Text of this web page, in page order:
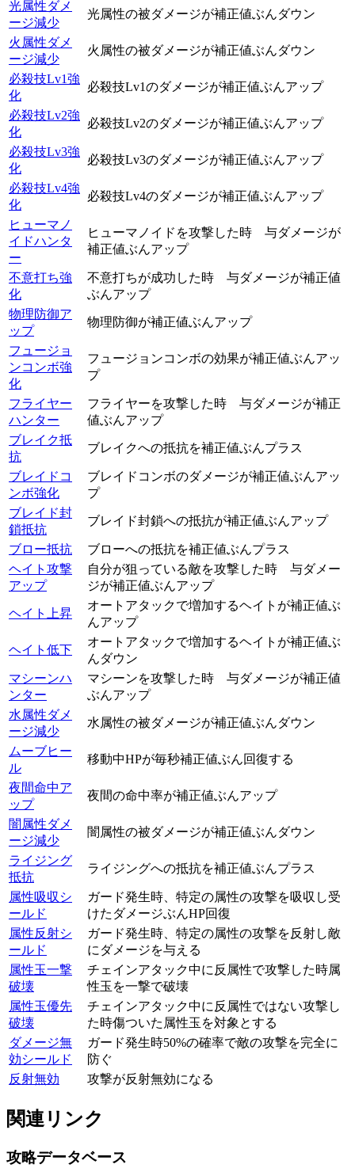
光属性ダメ
ージ減少
光属性の被ダメージが補正値ぶんダウン
火属性ダメ
ージ減少
火属性の被ダメージが補正値ぶんダウン
必殺技Lv1強
化
必殺技Lv1のダメージが補正値ぶんアップ
必殺技Lv2強
化
必殺技Lv2のダメージが補正値ぶんアップ
必殺技Lv3強
化
必殺技Lv3のダメージが補正値ぶんアップ
必殺技Lv4強
化
必殺技Lv4のダメージが補正値ぶんアップ
ヒューマノ
イドハンタ
ー
ヒューマノイドを攻撃した時 与ダメージが
補正値ぶんアップ
不意打ち強
化
不意打ちが成功した時 与ダメージが補正値
ぶんアップ
物理防御ア
ップ
物理防御が補正値ぶんアップ
フュージョ
ンコンボ強
化
フュージョンコンボの効果が補正値ぶんアッ
プ
フライヤー
ハンター
フライヤーを攻撃した時 与ダメージが補正
値ぶんアップ
ブレイク抵
抗
ブレイクへの抵抗を補正値ぶんプラス
ブレイドコ
ンボ強化
ブレイドコンボのダメージが補正値ぶんアッ
プ
ブレイド封
鎖抵抗
ブレイド封鎖への抵抗が補正値ぶんアップ
ブロー抵抗
ブローへの抵抗を補正値ぶんプラス
ヘイト攻撃
アップ
自分が狙っている敵を攻撃した時 与ダメー
ジが補正値ぶんアップ
ヘイト上昇
オートアタックで増加するヘイトが補正値ぶ
んアップ
ヘイト低下
オートアタックで増加するヘイトが補正値ぶ
んダウン
マシーンハ
ンター
マシーンを攻撃した時 与ダメージが補正値
ぶんアップ
水属性ダメ
ージ減少
水属性の被ダメージが補正値ぶんダウン
ムーブヒー
ル
移動中HPが毎秒補正値ぶん回復する
夜間命中ア
ップ
夜間の命中率が補正値ぶんアップ
闇属性ダメ
ージ減少
闇属性の被ダメージが補正値ぶんダウン
ライジング
抵抗
ライジングへの抵抗を補正値ぶんプラス
属性吸収シ
ールド
ガード発生時、特定の属性の攻撃を吸収し受
けたダメージぶんHP回復
属性反射シ
ールド
ガード発生時、特定の属性の攻撃を反射し敵
にダメージを与える
属性玉一撃
破壊
チェインアタック中に反属性で攻撃した時属
性玉を一撃で破壊
属性玉優先
破壊
チェインアタック中に反属性ではない攻撃し
た時傷ついた属性玉を対象とする
ダメージ無
効シールド
ガード発生時50%の確率で敵の攻撃を完全に
防ぐ
反射無効
攻撃が反射無効になる
関連リンク
攻略データベース